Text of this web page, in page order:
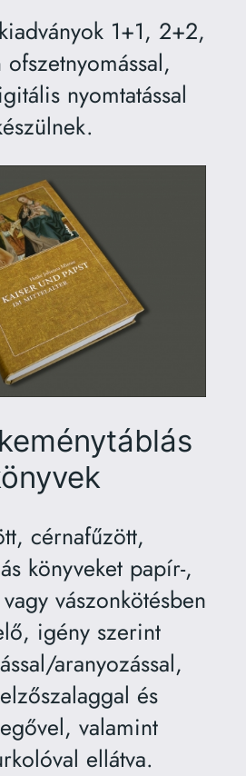
1+1, 2+2,
nyomtatással
cérnafűzött,
könyveket papír-,
vászonkötésben
igény szerint
aranyozással,
és
valamint
ellátva.